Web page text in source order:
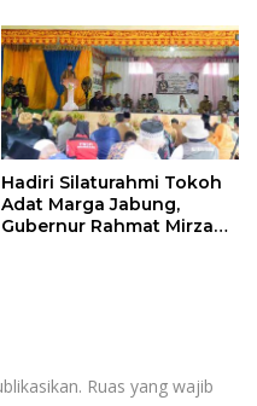
Hadiri Silaturahmi Tokoh
Adat Marga Jabung,
Gubernur Rahmat Mirzani
Ruas yang wajib